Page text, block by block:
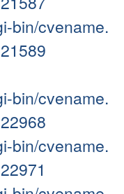
bin/cvename.
bin/cvename.
bin/cvename.